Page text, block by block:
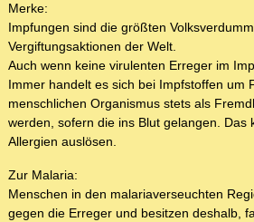
Merke:
Impfungen sind die größten
Vergiftungsaktionen der Welt.
Auch wenn keine virulenten Erreger im
Immer handelt es sich bei Impfstoffen um
menschlichen Organismus stets als
werden, sofern die ins Blut gelangen. Das
Allergien auslösen.
Zur Malaria:
Menschen in den malariaverseuchten
gegen die Erreger und besitzen deshalb,